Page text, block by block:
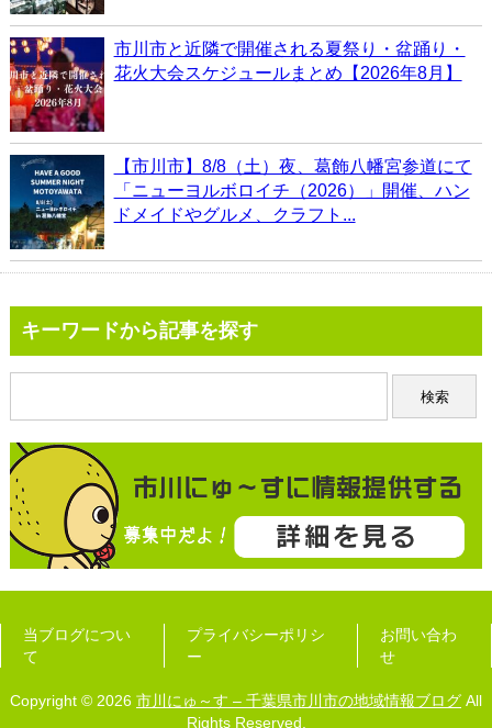
市川市と近隣で開催される夏祭り・盆踊り・
花火大会スケジュールまとめ【2026年8月】
【市川市】8/8（土）夜、葛飾八幡宮参道にて
「ニューヨルボロイチ（2026）」開催、ハン
ドメイドやグルメ、クラフト...
キーワードから記事を探す
当ブログについ
て
プライバシーポリシ
ー
お問い合わ
せ
Copyright © 2026 市川にゅ～す – 千葉県市川市の地域情報ブログ All
Rights Reserved.